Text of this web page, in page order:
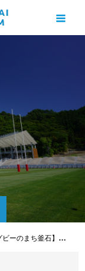
釜石】開設しました！